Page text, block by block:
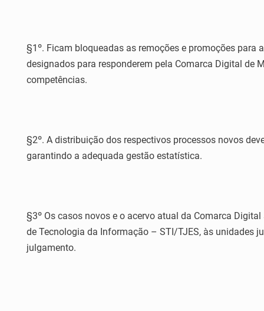
§1º. Ficam bloqueadas as remoções e promoções
designados para responderem pela Comarca Digital de
competências.
§2º. A distribuição dos respectivos processos novos
garantindo a adequada gestão estatística.
§3º Os casos novos e o acervo atual da Comarca
de Tecnologia da Informação – STI/TJES, às unidades
julgamento.